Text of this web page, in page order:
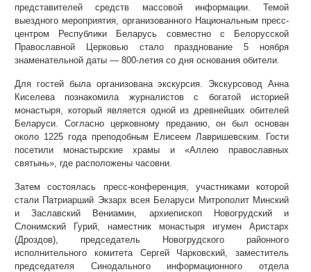
представителей средств массовой информации. Темой
выездного мероприятия, организованного Национальным пресс-
центром Республики Беларусь совместно с Белорусской
Православной Церковью стало празднование 5 ноября
знаменательной даты ― 800-летия со дня основания обители.
Для гостей была организована экскурсия. Экскурсовод Анна
Киселева познакомила журналистов с богатой историей
монастыря, который является одной из древнейших обителей
Беларуси. Согласно церковному преданию, он был основан
около 1225 года преподобным Елисеем Лавришевским. Гости
посетили монастырские храмы и «Аллею православных
святынь», где расположены часовни.
Затем состоялась пресс-конференция, участниками которой
стали Патриарший Экзарх всея Беларуси Митрополит Минский
и Заславский Вениамин, архиепископ Новогрудский и
Слонимский Гурий, наместник монастыря игумен Аристарх
(Дроздов), председатель Новогрудского районного
исполнительного комитета Сергей Чарковский, заместитель
председателя Синодального информационного отдела